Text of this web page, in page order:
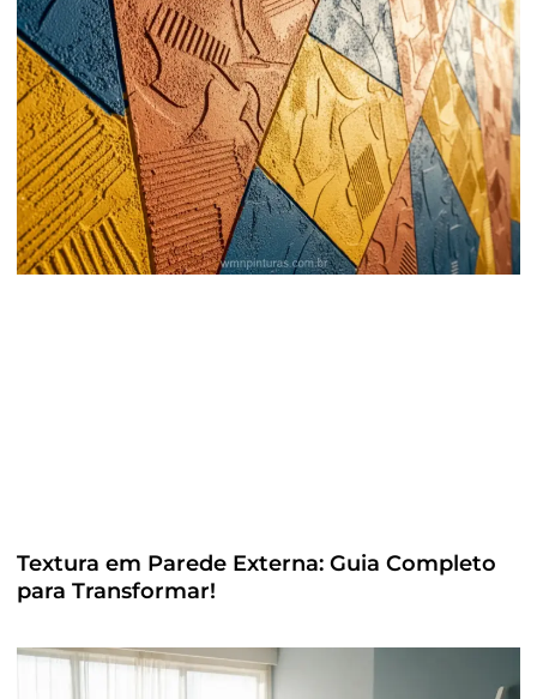
Textura em Parede Externa: Guia Completo
para Transformar!